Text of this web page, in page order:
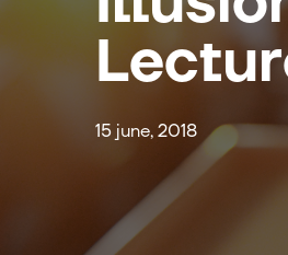
15 june, 2018